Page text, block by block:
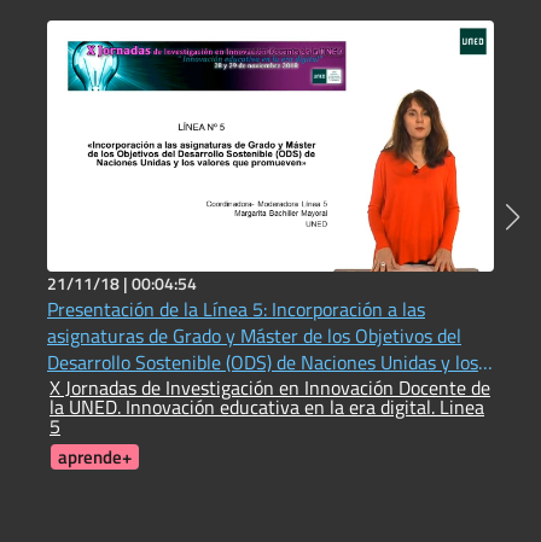
21/11/18 |00:04:54
Presentación de la Línea 5: Incorporación a las
asignaturas de Grado y Máster de los Objetivos del
Desarrollo Sostenible (ODS) de Naciones Unidas y los
valores que promueven
X Jornadas de Investigación en Innovación Docente de
la UNED. Innovación educativa en la era digital. Linea
5
aprende+